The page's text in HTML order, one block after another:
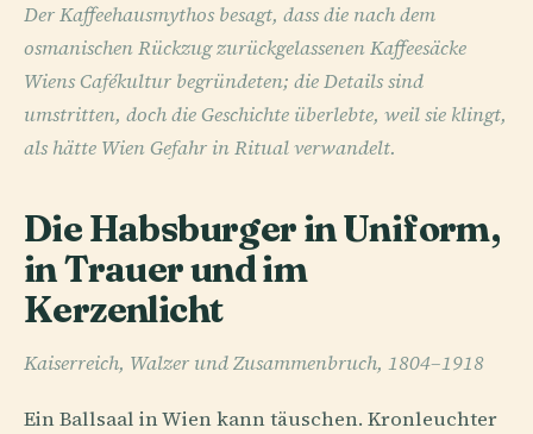
Der Kaffeehausmythos besagt, dass die nach dem
osmanischen Rückzug zurückgelassenen Kaffeesäcke
Wiens Cafékultur begründeten; die Details sind
umstritten, doch die Geschichte überlebte, weil sie klingt,
als hätte Wien Gefahr in Ritual verwandelt.
Die Habsburger in Uniform,
in Trauer und im
Kerzenlicht
Kaiserreich, Walzer und Zusammenbruch, 1804–1918
Ein Ballsaal in Wien kann täuschen. Kronleuchter